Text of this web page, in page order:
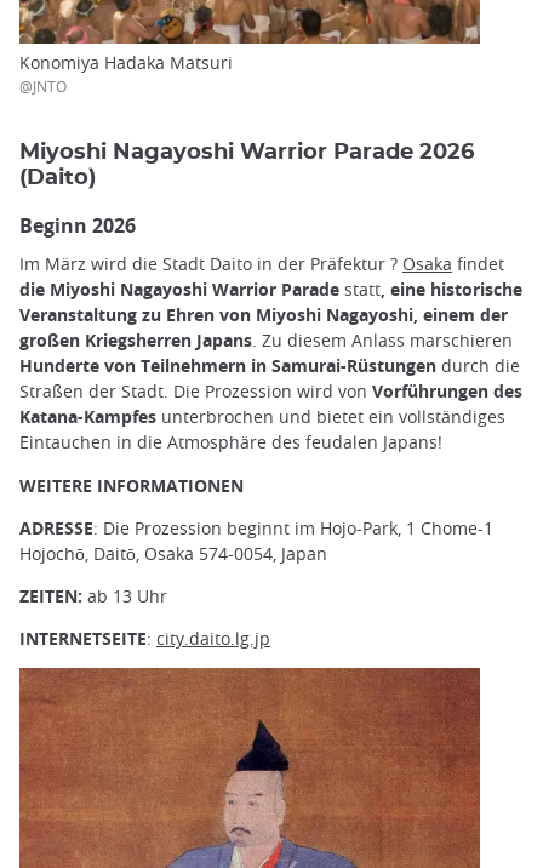
Konomiya Hadaka Matsuri
@JNTO
Miyoshi Nagayoshi Warrior Parade 2026
(Daito)
Beginn 2026
Im März wird die Stadt Daito in der Präfektur ? Osaka findet
die Miyoshi Nagayoshi Warrior Parade statt, eine historische
Veranstaltung zu Ehren von Miyoshi Nagayoshi, einem der
großen Kriegsherren Japans. Zu diesem Anlass marschieren
Hunderte von Teilnehmern in Samurai-Rüstungen durch die
Straßen der Stadt. Die Prozession wird von Vorführungen des
Katana-Kampfes unterbrochen und bietet ein vollständiges
Eintauchen in die Atmosphäre des feudalen Japans!
WEITERE INFORMATIONEN
ADRESSE: Die Prozession beginnt im Hojo-Park, 1 Chome-1
Hojochō, Daitō, Osaka 574-0054, Japan
ZEITEN: ab 13 Uhr
INTERNETSEITE: city.daito.lg.jp